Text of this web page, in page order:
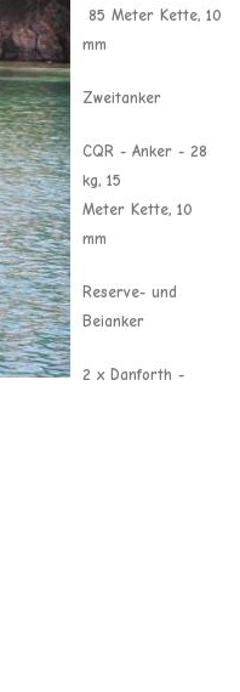
85 Meter Kette, 10
mm
Zweitanker
CQR - Anker - 28
kg, 15
Meter Kette, 10
mm
Reserve- und
Beianker
2 x Danforth -